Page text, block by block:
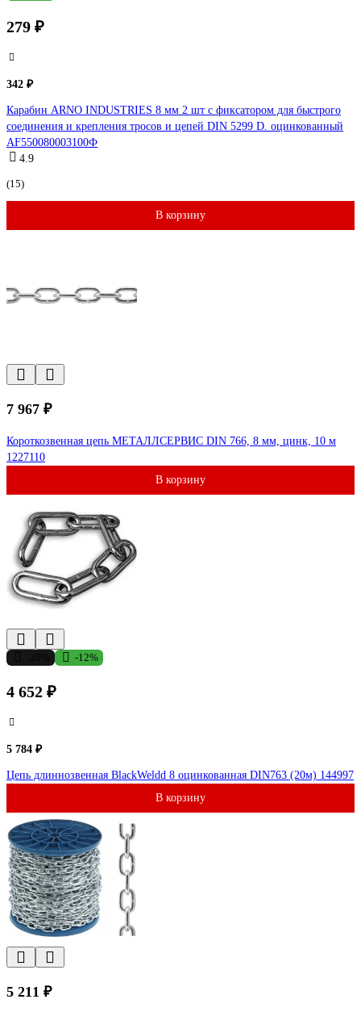
279 ₽
342 ₽
Карабин ARNO INDUSTRIES 8 мм 2 шт с фиксатором для быстрого
соединения и крепления тросов и цепей DIN 5299 D. оцинкованный
AF550080003100Ф
4.9
(15)
В корзину
7 967 ₽
Короткозвенная цепь МЕТАЛЛСЕРВИС DIN 766, 8 мм, цинк, 10 м
1227110
В корзину
-12%
4 652 ₽
5 784 ₽
Цепь длиннозвенная BlackWeldd 8 оцинкованная DIN763 (20м) 144997
В корзину
5 211 ₽